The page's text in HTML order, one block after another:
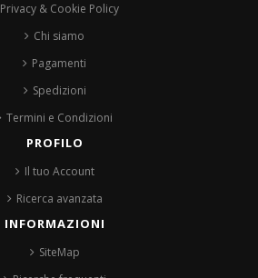
Privacy & Cookie Policy
Chi siamo
Pagamenti
Spedizioni
Termini e Condizioni
PROFILO
Il tuo Account
Ricerca avanzata
INFORMAZIONI
SiteMap